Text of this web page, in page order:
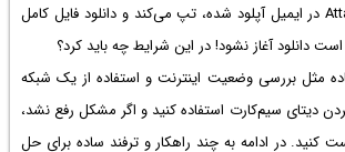
که به صورت Attachment در ایمیل آپلود شده، تپ می‌کند و دانلود فایل کامل
دانلود آغاز نشود! در این شرایط چه باید کرد؟
مثل بررسی وضعیت اینترنت و استفاده از یک شبکه
دیتای سیم‌کارت استفاده کنید و اگر مشکل رفع نشد،
کنید. در ادامه به چند راهکار و ترفند ساده برای حل